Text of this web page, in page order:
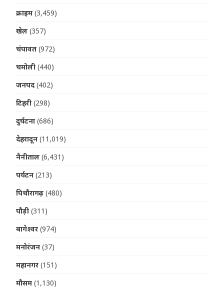
क्राइम (3,459)
खेल (357)
चंपावत (972)
चमोली (440)
जनपद (402)
टिहरी (298)
दुर्घटना (686)
देहरादून (11,019)
नैनीताल (6,431)
पर्यटन (213)
पिथौरागढ़ (480)
पौड़ी (311)
बागेश्वर (974)
मनोरंजन (37)
महानगर (151)
मौसम (1,130)